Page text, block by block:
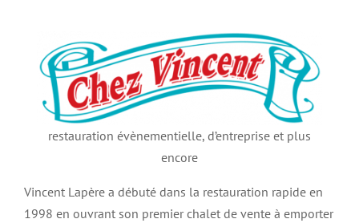
restauration évènementielle, d’entreprise et plus
encore
Vincent Lapère a débuté dans la restauration rapide en
1998 en ouvrant son premier chalet de vente à emporter